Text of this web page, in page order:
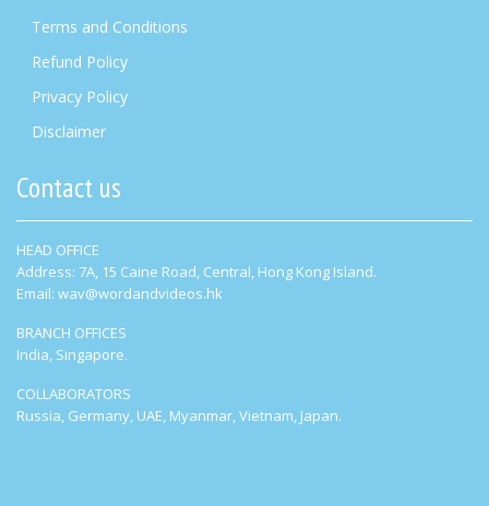
Terms and Conditions
Refund Policy
Privacy Policy
Disclaimer
Contact us
HEAD OFFICE
Address: 7A, 15 Caine Road, Central, Hong Kong Island.
Email: wav@wordandvideos.hk
BRANCH OFFICES
India, Singapore.
COLLABORATORS
Russia, Germany, UAE, Myanmar, Vietnam, Japan.